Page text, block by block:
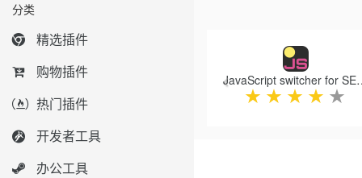
分类
精选插件
购物插件
热门插件
开发者工具
办公工具
JavaScript
★ ★ ★ ★ ★